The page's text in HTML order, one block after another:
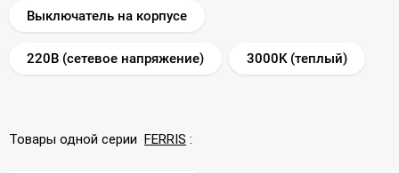
Выключатель на корпусе
220В (сетевое напряжение) 3000K (теплый)
Товары одной серии FERRIS :